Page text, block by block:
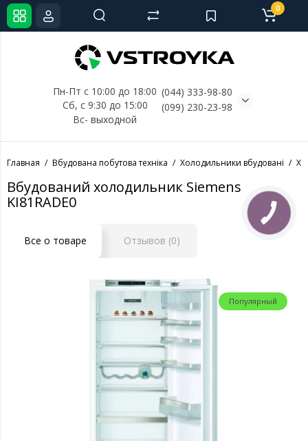
Пн-Пт с 10:00 до 18:00
Сб, с 9:30 до 15:00
Вс- выходной
(044) 333-98-80
(099) 230-23-98
0
Главная Вбудована побутова техніка Холодильники вбудовані
Вбудований холодильник Siemens
KI81RADE0
Все о товаре Отзывов (0)
Популярный
КНОПКА
СВЯЗИ